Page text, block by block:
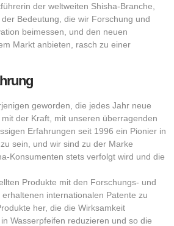
der weltweiten Shisha-Branche,
Bedeutung, die wir Forschung und
beimessen, und den neuen
Markt anbieten, rasch zu einer
geworden, die jedes Jahr neue
der Kraft, mit unseren überragenden
Erfahrungen seit 1996 ein Pionier in
sein, und wir sind zu der Marke
Konsumenten stets verfolgt wird und die
Produkte mit den Forschungs- und
internationalen Patente zu
her, die die Wirksamkeit
Wasserpfeifen reduzieren und so die